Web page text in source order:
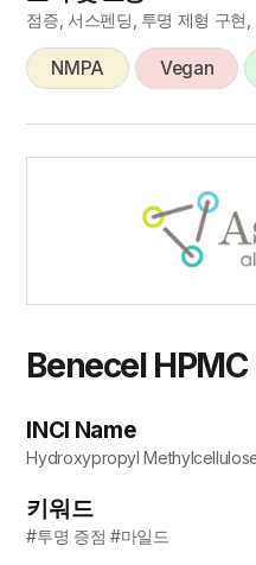
점증, 서스펜딩, 투명 제형 구현
NMPA Vegan
Benecel HPMC
INCI Name
Hydroxypropyl
키워드
#투명 증점 #마일드